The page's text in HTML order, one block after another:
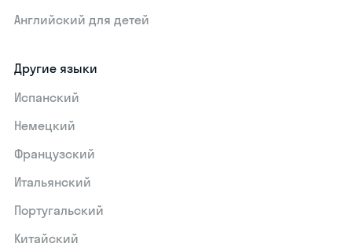
Английский для детей
Другие языки
Испанский
Немецкий
Французский
Итальянский
Португальский
Китайский